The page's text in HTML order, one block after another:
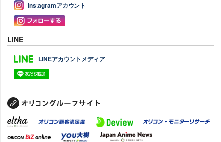
Instagramアカウント
LINE
LINEアカウントメディア